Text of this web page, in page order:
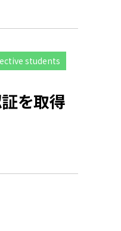
students
を取得